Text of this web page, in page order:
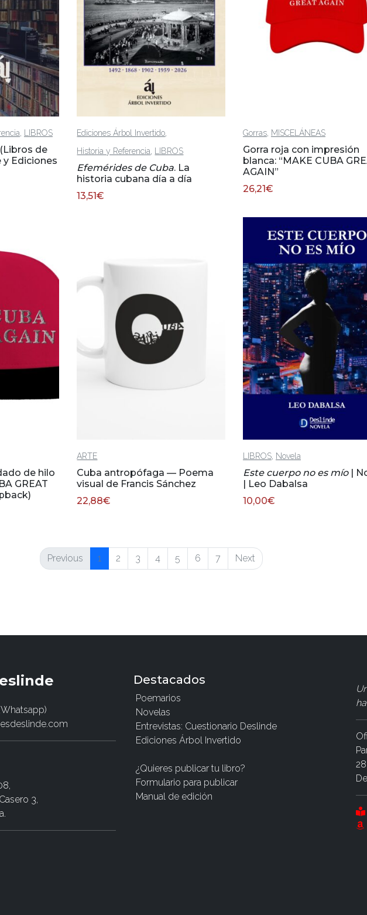
LIBROS
de
y Ediciones
Ediciones Árbol Invertido
Historia y Referencia LIBROS
Efemérides de Cuba. La
historia cubana día a día
13,51€
Gorras, MISCELÁNEAS
Gorra roja con impresión
blanca: “MAKE CUBA
AGAIN”
26,21€
de hilo
GREAT
ARTE
Cuba antropófaga — Poema
visual de Francis Sánchez
22,88€
LIBROS, Novela
Este cuerpo no es mío|
| Leo Dabalsa
10,00€
Previous 1 2 3 4 5 6 7 Next
3,
Destacados
Poemarios
Novelas
Entrevistas: Cuestionario Deslinde
Ediciones Árbol Invertido
¿Quieres publicar tu libro?
Formulario para publicar
Manual de edición